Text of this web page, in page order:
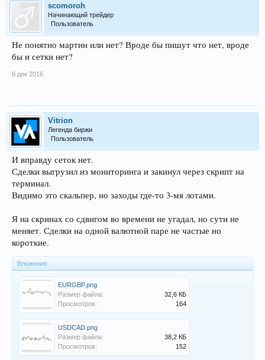
scomoroh
Начинающий трейдер
Пользователь
Не понятно мартин или нет? Вроде бы пишут что нет, вроде
бы и сетки нет?
8 дек 2016
Vitrion
Легенда биржи
Пользователь
И вправду сеток нет.
Сделки выгрузил из мониторинга и закинул через скрипт на
терминал.
Видимо это скальпер, но заходы где-то 3-мя лотами.
Я на скринах со сдвигом во времени не угадал, но сути не
меняет. Сделки на одной валютной паре не частые но
короткие.
Вложения:
EURGBP.png
Размер файла:
32,6 КБ
Просмотров:
164
USDCAD.png
Размер файла:
38,2 КБ
Просмотров:
152